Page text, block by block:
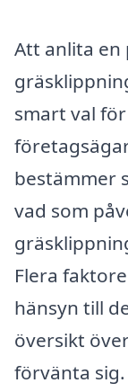
Att anlita
smart val
bestämmer
vad som
Flera
hänsyn till
översikt
förvänta sig.